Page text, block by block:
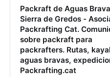
Packraft de Aguas
Sierra de Gredos -
Packrafting Cat.
sobre packraft para
packrafters. Rutas,
aguas bravas,
Packrafting.cat